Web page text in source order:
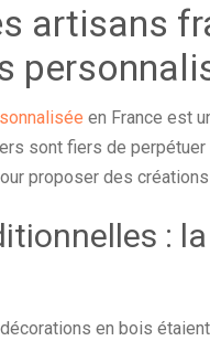
artisans
en France est
sont fiers de
proposer des
:
en bois